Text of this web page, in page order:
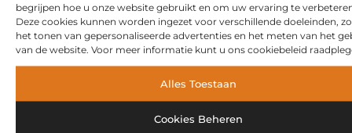
begrijpen hoe u onze website gebruikt en om uw ervaring te
Deze cookies kunnen worden ingezet voor verschillende doeleinden,
het tonen van gepersonaliseerde advertenties en het meten van het
van de website. Voor meer informatie kunt u ons cookiebeleid
Alles Toestaan
Cookies Beheren
Gerelateerde artikelendie u